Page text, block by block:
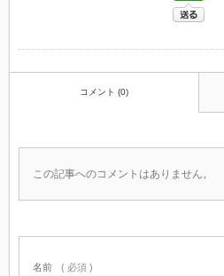
コメント (0)
この記事へのコメントはありません。
名前 ( 必須 )